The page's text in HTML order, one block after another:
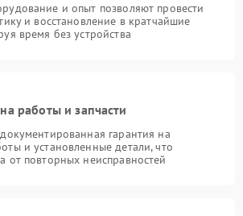
и опыт позволяют провести
и восстановление в кратчайшие
время без устройства
работы и запчасти
гарантия на
и установленные детали, что
от повторных неисправностей